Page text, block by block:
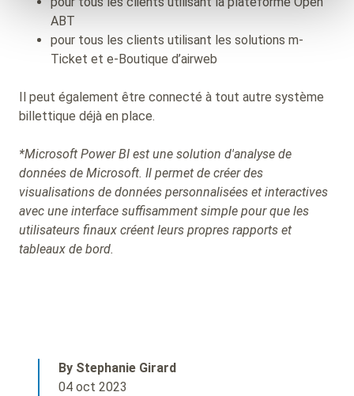
By Stephanie Girard
04 oct 2023
ABT
pour tous les clients utilisant les solutions m-
Ticket et e-Boutique d’airweb
Il peut également être connecté à tout autre système
billettique déjà en place.
*Microsoft Power BI est une solution d'analyse de
données de Microsoft. Il permet de créer des
visualisations de données personnalisées et interactives
avec une interface suffisamment simple pour que les
utilisateurs finaux créent leurs propres rapports et
tableaux de bord.